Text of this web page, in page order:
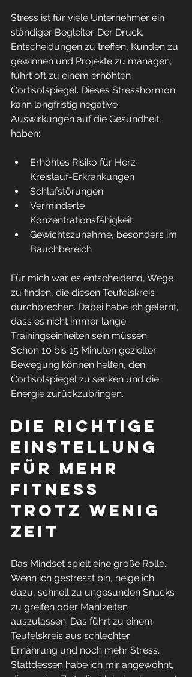
Stress ist für viele Unternehmer ein
ständiger Begleiter. Der Druck,
Entscheidungen zu treffen, Kunden zu
gewinnen und Projekte zu managen,
führt oft zu einem erhöhten
Cortisolspiegel. Dieses Stresshormon
kann langfristig negative
Auswirkungen auf die Gesundheit
haben:
Erhöhtes Risiko für Herz-
Kreislauf-Erkrankungen
Schlafstörungen
Verminderte
Konzentrationsfähigkeit
Gewichtszunahme, besonders im
Bauchbereich
Für mich war es entscheidend, Wege
zu finden, die diesen Teufelskreis
durchbrechen. Dabei habe ich gelernt,
dass es nicht immer lange
Trainingseinheiten sein müssen.
Schon 10 bis 15 Minuten gezielter
Bewegung können helfen, den
Cortisolspiegel zu senken und die
Energie zurückzubringen.
Die richtige
Einstellung
für mehr
Fitness
trotz wenig
Zeit
Das Mindset spielt eine große Rolle.
Wenn ich gestresst bin, neige ich
dazu, schnell zu ungesunden Snacks
zu greifen oder Mahlzeiten
auszulassen. Das führt zu einem
Teufelskreis aus schlechter
Ernährung und noch mehr Stress.
Stattdessen habe ich mir angewöhnt,